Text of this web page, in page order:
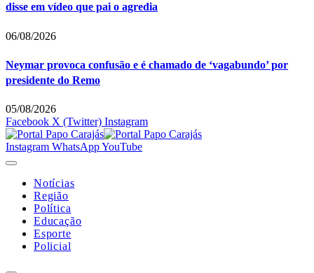
disse em vídeo que pai o agredia
06/08/2026
Neymar provoca confusão e é chamado de ‘vagabundo’ por
presidente do Remo
05/08/2026
Facebook X (Twitter) Instagram
Instagram WhatsAppYouTube
Notícias
Região
Política
Educação
Esporte
Policial